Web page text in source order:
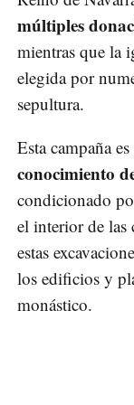
múltiples
mientras que la
elegida por
sepultura.
Esta campaña
conocimiento
condicionado
el interior de las
estas
los edificios y
monástico.